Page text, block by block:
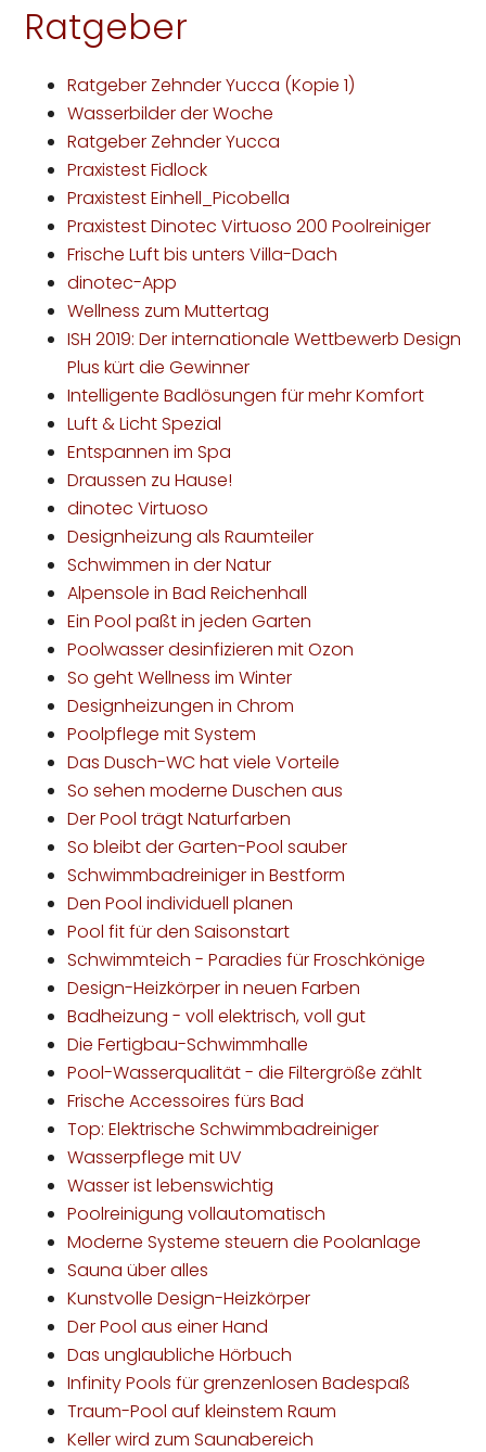
Ratgeber
Ratgeber Zehnder Yucca (Kopie 1)
Wasserbilder der Woche
Ratgeber Zehnder Yucca
Praxistest Fidlock
Praxistest Einhell_Picobella
Praxistest Dinotec Virtuoso 200 Poolreiniger
Frische Luft bis unters Villa-Dach
dinotec-App
Wellness zum Muttertag
ISH 2019: Der internationale Wettbewerb Design
Plus kürt die Gewinner
Intelligente Badlösungen für mehr Komfort
Luft & Licht Spezial
Entspannen im Spa
Draussen zu Hause!
dinotec Virtuoso
Designheizung als Raumteiler
Schwimmen in der Natur
Alpensole in Bad Reichenhall
Ein Pool paßt in jeden Garten
Poolwasser desinfizieren mit Ozon
So geht Wellness im Winter
Designheizungen in Chrom
Poolpflege mit System
Das Dusch-WC hat viele Vorteile
So sehen moderne Duschen aus
Der Pool trägt Naturfarben
So bleibt der Garten-Pool sauber
Schwimmbadreiniger in Bestform
Den Pool individuell planen
Pool fit für den Saisonstart
Schwimmteich - Paradies für Froschkönige
Design-Heizkörper in neuen Farben
Badheizung - voll elektrisch, voll gut
Die Fertigbau-Schwimmhalle
Pool-Wasserqualität - die Filtergröße zählt
Frische Accessoires fürs Bad
Top: Elektrische Schwimmbadreiniger
Wasserpflege mit UV
Wasser ist lebenswichtig
Poolreinigung vollautomatisch
Moderne Systeme steuern die Poolanlage
Sauna über alles
Kunstvolle Design-Heizkörper
Der Pool aus einer Hand
Das unglaubliche Hörbuch
Infinity Pools für grenzenlosen Badespaß
Traum-Pool auf kleinstem Raum
Keller wird zum Saunabereich